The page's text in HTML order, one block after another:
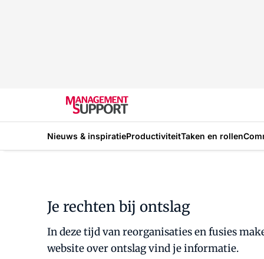
Nieuws & inspiratieProductiviteitTaken en rollen
Je rechten bij ontslag
In deze tijd van reorganisaties en fusies
website over ontslag vind je informatie.